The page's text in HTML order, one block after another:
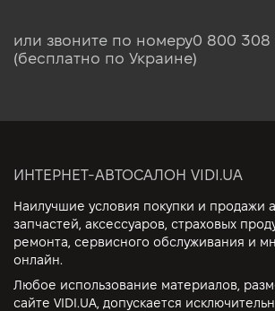
или звоните по номеру0 800 308
(бесплатно по Украине)
ИНТЕРНЕТ-АВТОСАЛОН VIDI.UA
Наилучшие условия покупки и продажи
запчастей, аксессуаров, страховых
ремонта, сервисного обслуживания и
онлайн.
Любое использование материалов,
сайте VIDI.UA, допускается